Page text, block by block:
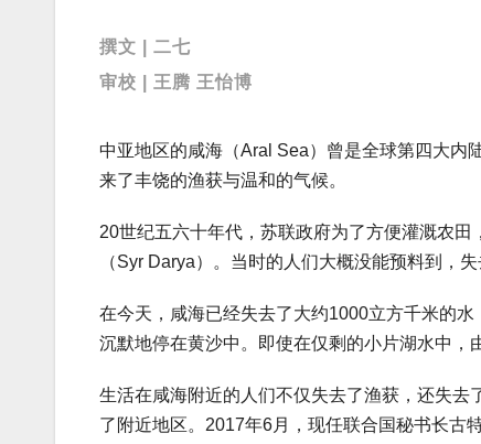
撰文 | 二七
审校 | 王腾 王怡博
中亚地区的咸海（Aral Sea）曾是全球第四大内
来了丰饶的渔获与温和的气候。
20世纪五六十年代，苏联政府为了方便灌溉农
（Syr Darya）。当时的人们大概没能预料到，
在今天，咸海已经失去了大约1000立方千米的
沉默地停在黄沙中。即使在仅剩的小片湖水中，
生活在咸海附近的人们不仅失去了渔获，还失
了附近地区。2017年6月，现任联合国秘书长古